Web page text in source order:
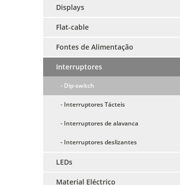
Displays
Flat-cable
Fontes de Alimentação
Interruptores
- Dip-switch
- Interruptores Tácteis
- Interruptores de alavanca
- Interruptores deslizantes
LEDs
Material Eléctrico